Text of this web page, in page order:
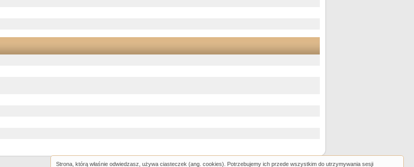
Strona, którą właśnie odwiedzasz, używa ciasteczek (ang. cookies). Potrzebujemy ich przede wszystkim do utrzymywania sesji